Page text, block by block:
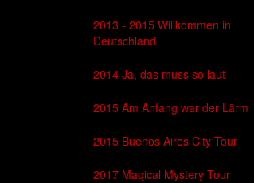
2013 - 2015 Willkommen in
Deutschland
2014 Ja, das muss so laut
2015 Am Anfang war der Lärm
2015 Buenos Aires City Tour
2017 Magical Mystery Tour